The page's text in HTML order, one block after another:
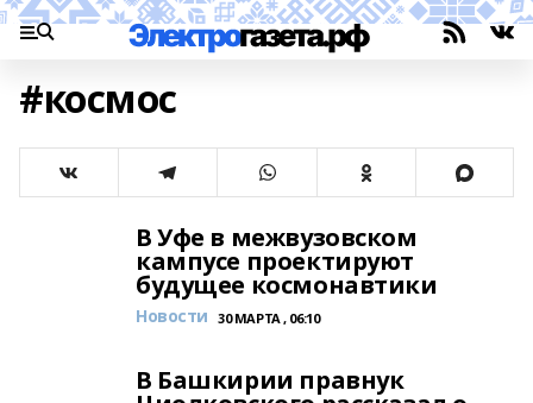
#космос
В Уфе в межвузовском
кампусе проектируют
будущее космонавтики
Новости 30 МАРТА , 06:10
В Башкирии правнук